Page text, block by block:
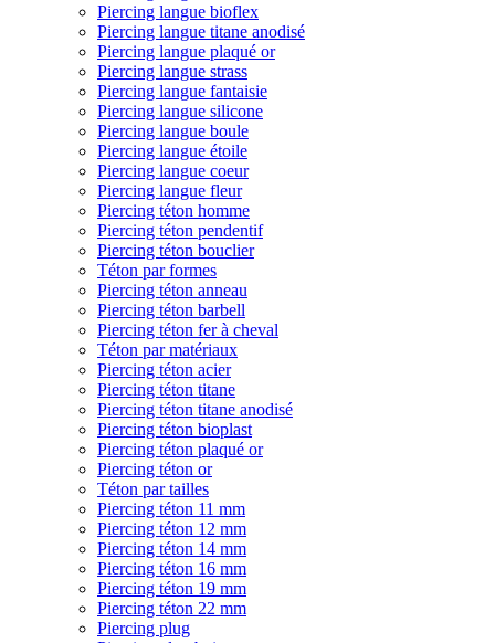
Piercing langue bioflex
Piercing langue titane anodisé
Piercing langue plaqué or
Piercing langue strass
Piercing langue fantaisie
Piercing langue silicone
Piercing langue boule
Piercing langue étoile
Piercing langue coeur
Piercing langue fleur
Piercing téton homme
Piercing téton pendentif
Piercing téton bouclier
Téton par formes
Piercing téton anneau
Piercing téton barbell
Piercing téton fer à cheval
Téton par matériaux
Piercing téton acier
Piercing téton titane
Piercing téton titane anodisé
Piercing téton bioplast
Piercing téton plaqué or
Piercing téton or
Téton par tailles
Piercing téton 11 mm
Piercing téton 12 mm
Piercing téton 14 mm
Piercing téton 16 mm
Piercing téton 19 mm
Piercing téton 22 mm
Piercing plug